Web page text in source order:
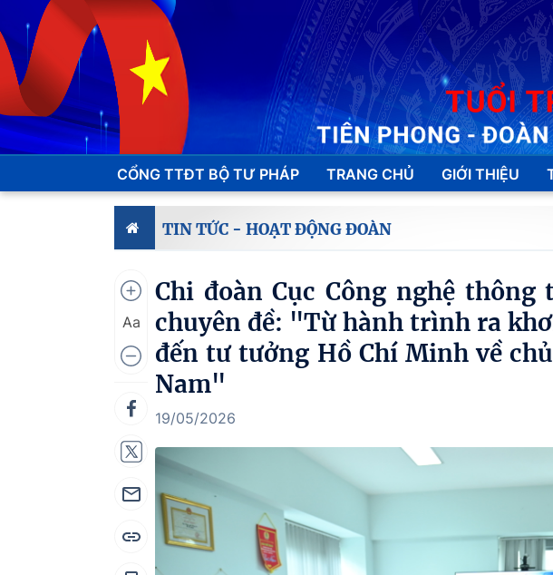
CỔNG TTĐT BỘ TƯ PHÁP TRANG CHỦ GIỚI THIỆU
TIN TỨC - HOẠT ĐỘNG ĐOÀN
Aa
Chi đoàn Cục Công nghệ
chuyên đề: "Từ hành trình ra
đến tư tưởng Hồ Chí Minh về
Nam"
19/05/2026